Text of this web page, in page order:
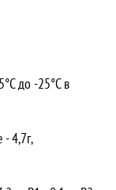
до -25°C в
4,7г,